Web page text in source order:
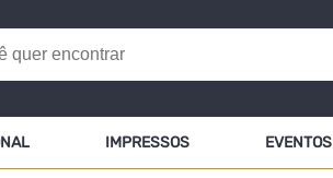
IMPRESSOS EVENTOS